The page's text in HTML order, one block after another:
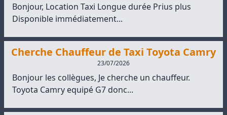
Bonjour, Location Taxi Longue durée Prius plus
Disponible immédiatement...
Cherche Chauffeur de Taxi Toyota Camry
23/07/2026
Bonjour les collègues, Je cherche un chauffeur.
Toyota Camry equipé G7 donc...